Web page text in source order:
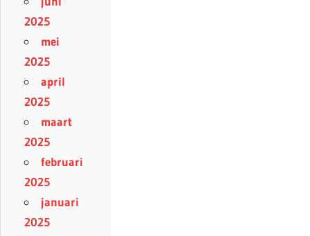
2025
mei
2025
april
2025
maart
2025
februari
2025
januari
2025